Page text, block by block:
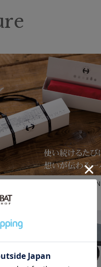
PREMIUM GIFT COLLECTION